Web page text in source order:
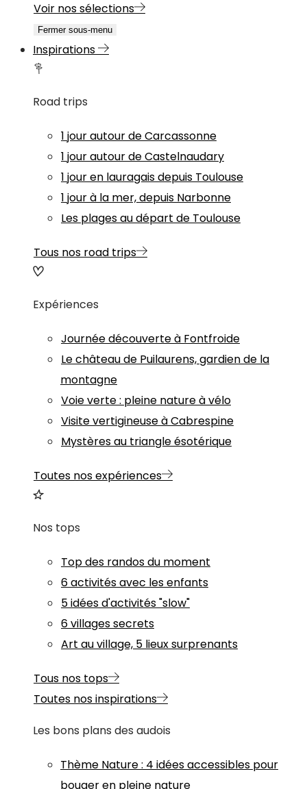
Voir nos sélections
Fermer sous-menu
Inspirations
Road trips
1 jour autour de Carcassonne
1 jour autour de Castelnaudary
1 jour en lauragais depuis Toulouse
1 jour à la mer, depuis Narbonne
Les plages au départ de Toulouse
Tous nos road trips
Expériences
Journée découverte à Fontfroide
Le château de Puilaurens, gardien de la
montagne
Voie verte : pleine nature à vélo
Visite vertigineuse à Cabrespine
Mystères au triangle ésotérique
Toutes nos expériences
Nos tops
Top des randos du moment
6 activités avec les enfants
5 idées d'activités "slow"
6 villages secrets
Art au village, 5 lieux surprenants
Tous nos tops
Toutes nos inspirations
Les bons plans des audois
Thème Nature: 4 idées accessibles pour
bouger en pleine nature